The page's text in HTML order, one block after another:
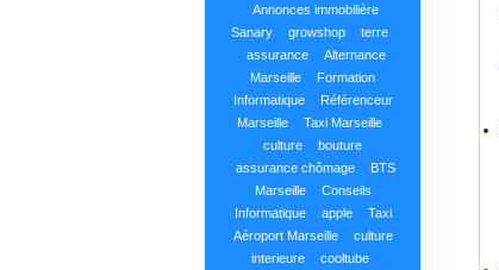
Annonces immobilière
Sanary
growshop
terre
assurance
Alternance
Marseille
Formation
Informatique
Référenceur
Marseille
Taxi Marseille
culture
bouture
assurance chômage
BTS
Marseille
Conseils
Informatique
apple
Taxi
Aéroport Marseille
culture
interieure
cooltube